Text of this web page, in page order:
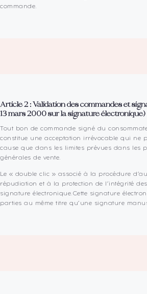
commande.
Article 2 : Validation des commandes et
13 mars 2000 sur la signature électronique)
Tout bon de commande signé du
constitue une acceptation irrévocable qui ne
cause que dans les limites prévues dans les
générales de vente.
Le « double clic » associé à la procédure
répudiation et à la protection de l’intégrité
signature électronique.Cette signature
parties au même titre qu’une signature